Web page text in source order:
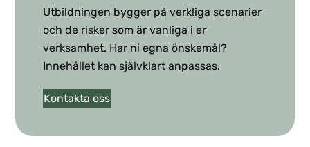
Utbildningen bygger på verkliga scenarier
och de risker som är vanliga i er
verksamhet. Har ni egna önskemål?
Innehållet kan självklart anpassas.
Kontakta oss